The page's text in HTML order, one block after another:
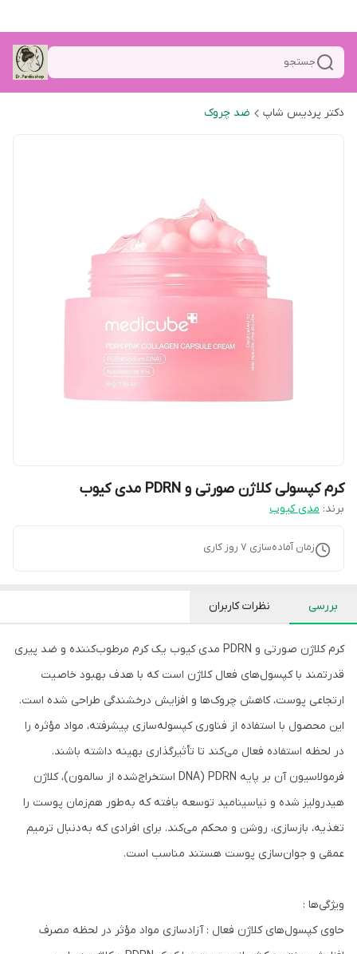
جستجو
دکتر پردیس شاپ ضد چروک
کرم کپسولی کلاژن صورتی و PDRN مدی کیوب
برند: مدی کیوب
زمان آماده‌سازی 7 روز کاری
بررسی نظرات کاربران
کرم کلاژن صورتی و PDRN مدی کیوب یک کرم مرطوب‌کننده و ضد پیری
قدرتمند با کپسول‌های فعال کلاژن است که با هدف بهبود خاصیت
ارتجاعی پوست، کاهش چروک‌ها و افزایش درخشندگی طراحی شده است.
این محصول با استفاده از فناوری کپسوله‌سازی پیشرفته، مواد مؤثره را
در لحظه استفاده فعال می‌کند تا تأثیرگذاری بهینه داشته باشند.
فرمولاسیون آن بر پایه PDRN (DNA استخراج‌شده از سالمون)، کلاژن
هیدرولیز شده و نیاسینامید توسعه یافته که به‌طور هم‌زمان پوست را
تغذیه، بازسازی، روشن و محکم می‌کند. برای افرادی که به‌دنبال ترمیم
عمقی و جوان‌سازی پوست هستند مناسب است.
ویژگی‌ها :
حاوی کپسول‌های کلاژن فعال : آزادسازی مواد مؤثر در لحظه مصرف